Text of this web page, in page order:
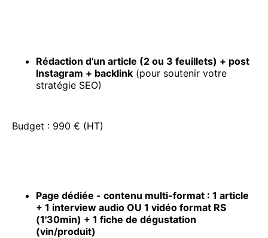
Rédaction d’un article (2 ou 3 feuillets) + post
Instagram + backlink (pour soutenir votre
stratégie SEO)
Budget : 990 € (HT)
Page dédiée - contenu multi-format : 1 article
+ 1 interview audio OU 1 vidéo format RS
(1'30min) + 1 fiche de dégustation
(vin/produit)